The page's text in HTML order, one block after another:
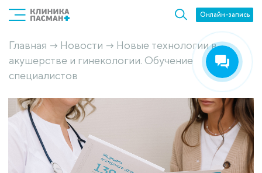
Онлайн-запись
Главная → Новости → Новые технологии в
акушерстве и гинекологии. Обучение
специалистов